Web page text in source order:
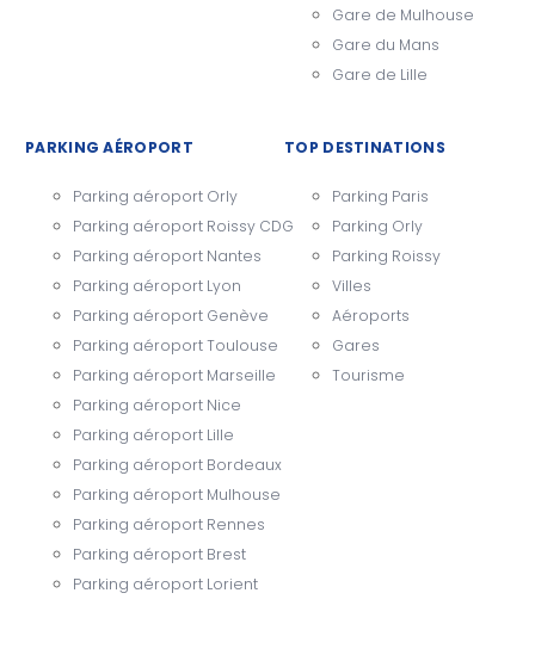
Gare de Mulhouse
Gare du Mans
Gare de Lille
PARKING AÉROPORT
Parking aéroport Orly
Parking aéroport Roissy CDG
Parking aéroport Nantes
Parking aéroport Lyon
Parking aéroport Genève
Parking aéroport Toulouse
Parking aéroport Marseille
Parking aéroport Nice
Parking aéroport Lille
Parking aéroport Bordeaux
Parking aéroport Mulhouse
Parking aéroport Rennes
Parking aéroport Brest
Parking aéroport Lorient
TOP DESTINATIONS
Parking Paris
Parking Orly
Parking Roissy
Villes
Aéroports
Gares
Tourisme